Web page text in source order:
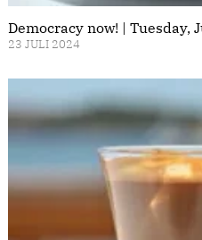
Democracy now! | Tuesday,
23 JULI 2024